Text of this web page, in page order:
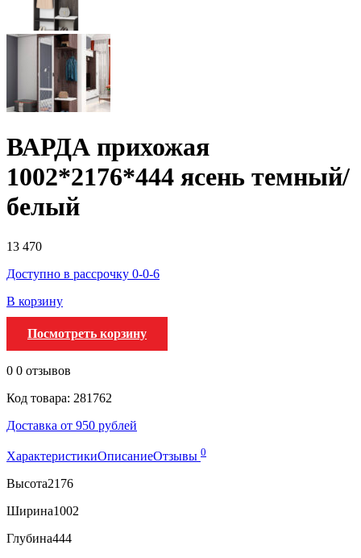
ВАРДА прихожая
1002*2176*444 ясень темный/
белый
13 470
Доступно в рассрочку 0-0-6
В корзину
Посмотреть корзину
0 0 отзывов
Код товара: 281762
Доставка от 950 рублей
ХарактеристикиОписаниеОтзывы 0
Высота2176
Ширина1002
Глубина444